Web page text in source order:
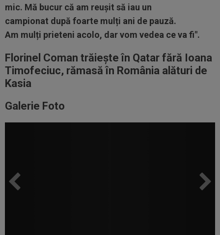
mic. Mă bucur că am reușit să iau un
campionat după foarte mulți ani de pauză.
Am mulți prieteni acolo, dar vom vedea ceva fi".
Florinel Coman trăiește în Qatar fără Ioana
Timofeciuc, rămasă în România alături de
Kasia
Galerie Foto